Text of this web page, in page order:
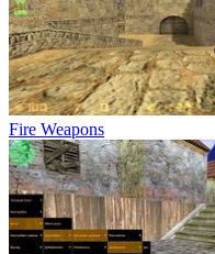
Fire Weapons